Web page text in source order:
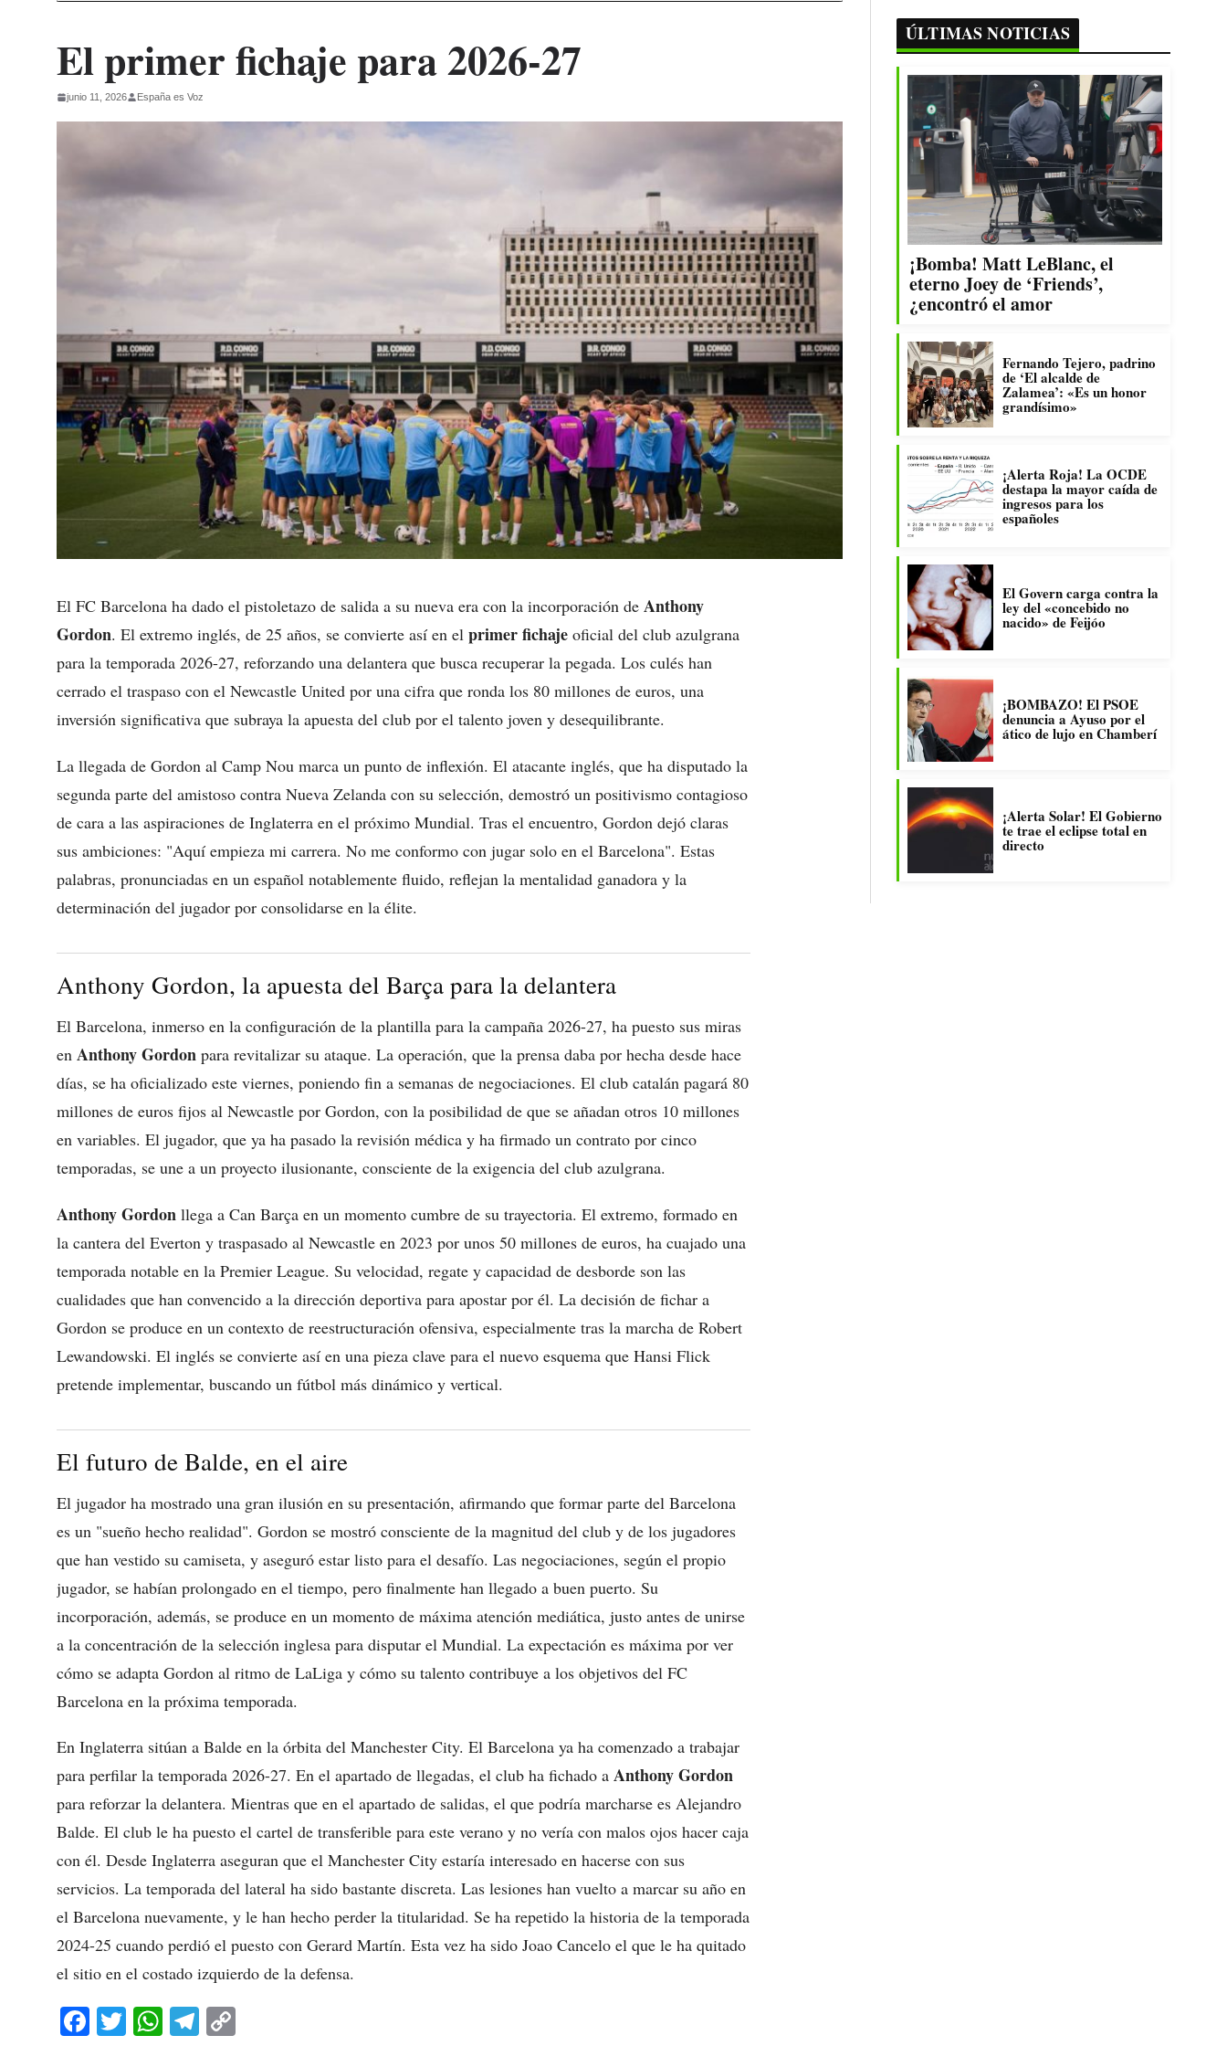
El primer fichaje para 2026-27
junio 11, 2026 España es Voz
El FC Barcelona ha dado el pistoletazo de salida a su nueva era con la incorporación de Anthony
Gordon. El extremo inglés, de 25 años, se convierte así en el primer fichaje oficial del club azulgrana
para la temporada 2026-27, reforzando una delantera que busca recuperar la pegada. Los culés han
cerrado el traspaso con el Newcastle United por una cifra que ronda los 80 millones de euros, una
inversión significativa que subraya la apuesta del club por el talento joven y desequilibrante.
La llegada de Gordon al Camp Nou marca un punto de inflexión. El atacante inglés, que ha disputado la
segunda parte del amistoso contra Nueva Zelanda con su selección, demostró un positivismo contagioso
de cara a las aspiraciones de Inglaterra en el próximo Mundial. Tras el encuentro, Gordon dejó claras
sus ambiciones: "Aquí empieza mi carrera. No me conformo con jugar solo en el Barcelona". Estas
palabras, pronunciadas en un español notablemente fluido, reflejan la mentalidad ganadora y la
determinación del jugador por consolidarse en la élite.
Anthony Gordon, la apuesta del Barça para la delantera
El Barcelona, inmerso en la configuración de la plantilla para la campaña 2026-27, ha puesto sus miras
en Anthony Gordon para revitalizar su ataque. La operación, que la prensa daba por hecha desde hace
días, se ha oficializado este viernes, poniendo fin a semanas de negociaciones. El club catalán pagará 80
millones de euros fijos al Newcastle por Gordon, con la posibilidad de que se añadan otros 10 millones
en variables. El jugador, que ya ha pasado la revisión médica y ha firmado un contrato por cinco
temporadas, se une a un proyecto ilusionante, consciente de la exigencia del club azulgrana.
Anthony Gordon llega a Can Barça en un momento cumbre de su trayectoria. El extremo, formado en
la cantera del Everton y traspasado al Newcastle en 2023 por unos 50 millones de euros, ha cuajado una
temporada notable en la Premier League. Su velocidad, regate y capacidad de desborde son las
cualidades que han convencido a la dirección deportiva para apostar por él. La decisión de fichar a
Gordon se produce en un contexto de reestructuración ofensiva, especialmente tras la marcha de Robert
Lewandowski. El inglés se convierte así en una pieza clave para el nuevo esquema que Hansi Flick
pretende implementar, buscando un fútbol más dinámico y vertical.
El futuro de Balde, en el aire
El jugador ha mostrado una gran ilusión en su presentación, afirmando que formar parte del Barcelona
es un "sueño hecho realidad". Gordon se mostró consciente de la magnitud del club y de los jugadores
que han vestido su camiseta, y aseguró estar listo para el desafío. Las negociaciones, según el propio
jugador, se habían prolongado en el tiempo, pero finalmente han llegado a buen puerto. Su
incorporación, además, se produce en un momento de máxima atención mediática, justo antes de unirse
a la concentración de la selección inglesa para disputar el Mundial. La expectación es máxima por ver
cómo se adapta Gordon al ritmo de LaLiga y cómo su talento contribuye a los objetivos del FC
Barcelona en la próxima temporada.
En Inglaterra sitúan a Balde en la órbita del Manchester City. El Barcelona ya ha comenzado a trabajar
para perfilar la temporada 2026-27. En el apartado de llegadas, el club ha fichado a Anthony Gordon
para reforzar la delantera. Mientras que en el apartado de salidas, el que podría marcharse es Alejandro
Balde. El club le ha puesto el cartel de transferible para este verano y no vería con malos ojos hacer caja
con él. Desde Inglaterra aseguran que el Manchester City estaría interesado en hacerse con sus
servicios. La temporada del lateral ha sido bastante discreta. Las lesiones han vuelto a marcar su año en
el Barcelona nuevamente, y le han hecho perder la titularidad. Se ha repetido la historia de la temporada
2024-25 cuando perdió el puesto con Gerard Martín. Esta vez ha sido Joao Cancelo el que le ha quitado
el sitio en el costado izquierdo de la defensa.
Fa T W Te
ÚLTIMAS NOTICIAS
¡Bomba! Matt LeBlanc, el
eterno Joey de ‘Friends’,
¿encontró el amor
Fernando Tejero, padrino
de ‘El alcalde de
Zalamea’: «Es un honor
grandísimo»
¡Alerta Roja! La OCDE
destapa la mayor caída de
ingresos para los
españoles
El Govern carga contra la
ley del «concebido no
nacido» de Feijóo
¡BOMBAZO! El PSOE
denuncia a Ayuso por el
ático de lujo en Chamberí
¡Alerta Solar! El Gobierno
te trae el eclipse total en
directo